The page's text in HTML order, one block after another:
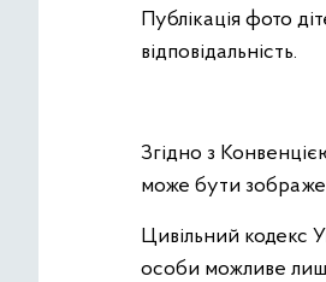
Публікація фото
відповідальність.
Згідно з
може бути
Цивільний кодекс
особи можливе